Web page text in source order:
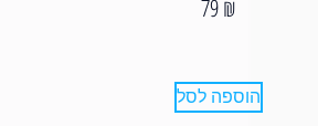
79₪
הוספה לסל